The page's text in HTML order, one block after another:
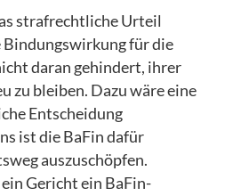
strafrechtliche Urteil
für die
daran gehindert, ihrer
zu bleiben. Dazu wäre eine
Entscheidung
ist die BaFin dafür
auszuschöpfen.
Gericht ein BaFin-